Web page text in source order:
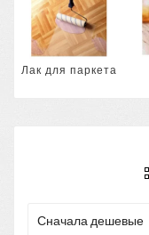
Лак для паркета
Сначала дешевые